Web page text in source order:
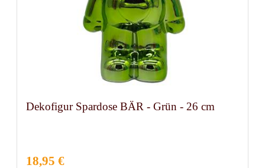
Dekofigur Spardose BÄR - Grün - 26 cm
18,95 €